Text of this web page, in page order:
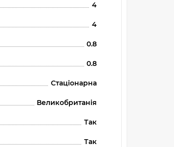
4
4
0.8
0.8
Стаціонарна
Великобританія
Так
Так